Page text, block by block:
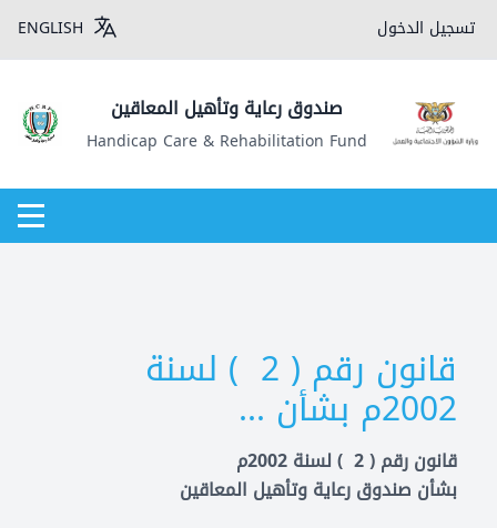
تسجيل الدخول ENGLISH
صندوق رعاية وتأهيل المعاقين
Handicap Care & Rehabilitation Fund
قانون رقم ( 2 ) لسنة
2002م بشأن ...
قانون رقم ( 2 ) لسنة 2002م
بشأن صندوق رعاية وتأهيل المعاقين